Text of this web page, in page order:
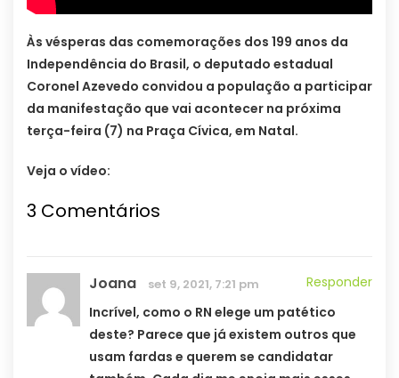
Às vésperas das comemorações dos 199 anos da
Independência do Brasil, o deputado estadual
Coronel Azevedo convidou a população a participar
da manifestação que vai acontecer na próxima
terça-feira (7) na Praça Cívica, em Natal.
Veja o vídeo:
3 Comentários
Joana set 9, 2021, 7:21 pm
Responder
Incrível, como o RN elege um patético
deste? Parece que já existem outros que
usam fardas e querem se candidatar